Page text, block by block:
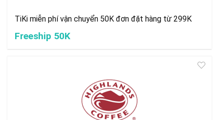
TiKi miễn phí vận chuyển 50K đơn đặt hàng từ 299K
Freeship 50K